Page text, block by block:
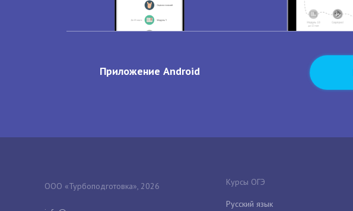
Приложение Android
ООО «Турбоподготовка», 2026 Курсы ОГЭ
Русский язык